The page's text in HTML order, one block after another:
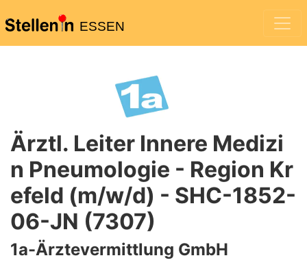
ESSEN
Ärztl. Leiter Innere Medizi
n Pneumologie - Region Kr
efeld (m/w/d) - SHC-1852-
06-JN (7307)
1a-Ärztevermittlung GmbH